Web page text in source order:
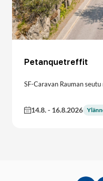
Petanquetreffit
SF-Caravan Rauman seutu
14.8.- 16.8.2026